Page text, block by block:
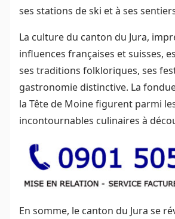
ses stations de ski et à ses
La culture du canton du Jura,
influences françaises et suisses,
ses traditions folkloriques, ses
gastronomie distinctive. La
la Tête de Moine figurent parmi
incontournables culinaires à
En somme, le canton du Jura se